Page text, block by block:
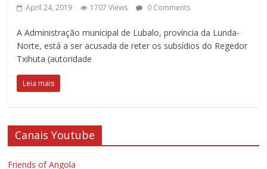
April 24, 2019 1707 Views 0 Comments
A Administração municipal de Lubalo, província da Lunda-
Norte, está a ser acusada de reter os subsídios do Regedor
Txihuta (autoridade
Leia mais
Canais Youtube
Friends of Angola